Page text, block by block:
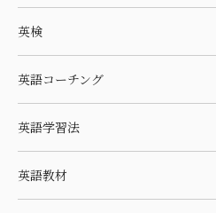
英検
英語コーチング
英語学習法
英語教材